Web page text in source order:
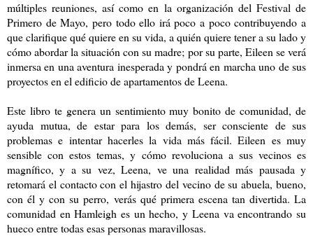
múltiples reuniones, así como en la organización del Festival de
Primero de Mayo, pero todo ello irá poco a poco contribuyendo a
que clarifique qué quiere en su vida, a quién quiere tener a su lado y
cómo abordar la situación con su madre; por su parte, Eileen se verá
inmersa en una aventura inesperada y pondrá en marcha uno de sus
proyectos en el edificio de apartamentos de Leena.
Este libro te genera un sentimiento muy bonito de comunidad, de
ayuda mutua, de estar para los demás, ser consciente de sus
problemas e intentar hacerles la vida más fácil. Eileen es muy
sensible con estos temas, y cómo revoluciona a sus vecinos es
magnífico, y a su vez, Leena, ve una realidad más pausada y
retomará el contacto con el hijastro del vecino de su abuela, bueno,
con él y con su perro, verás qué primera escena tan divertida. La
comunidad en Hamleigh es un hecho, y Leena va encontrando su
hueco entre todas esas personas maravillosas.